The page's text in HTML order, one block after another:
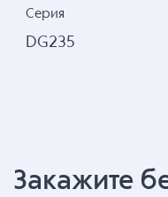
Серия
DG235
Закажите